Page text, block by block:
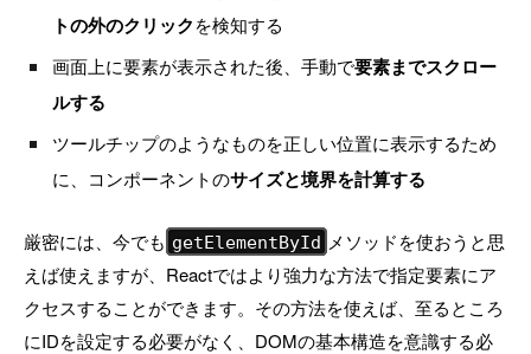
トの外のクリックを検知する
画面上に要素が表示された後、手動で要素までスクロー
ルする
ツールチップのようなものを正しい位置に表示するため
に、コンポーネントのサイズと境界を計算する
厳密には、今でも getElementById メソッドを使おうと思
えば使えますが、Reactではより強力な方法で指定要素にア
クセスすることができます。その方法を使えば、至るところ
にIDを設定する必要がなく、DOMの基本構造を意識する必